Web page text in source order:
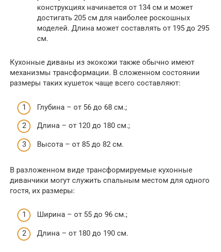
конструкциях начинается от 134 см и может
достигать 205 см для наиболее роскошных
моделей. Длина может составлять от 195 до 295
см.
Кухонные диваны из экокожи также обычно имеют
механизмы трансформации. В сложенном состоянии
размеры таких кушеток чаще всего составляют:
Глубина – от 56 до 68 см.;
Длина – от 120 до 180 см.;
Высота – от 85 до 82 см.
В разложенном виде трансформируемые кухонные
диванчики могут служить спальным местом для одного
гостя, их размеры:
Ширина – от 55 до 96 см.;
Длина – от 180 до 190 см.